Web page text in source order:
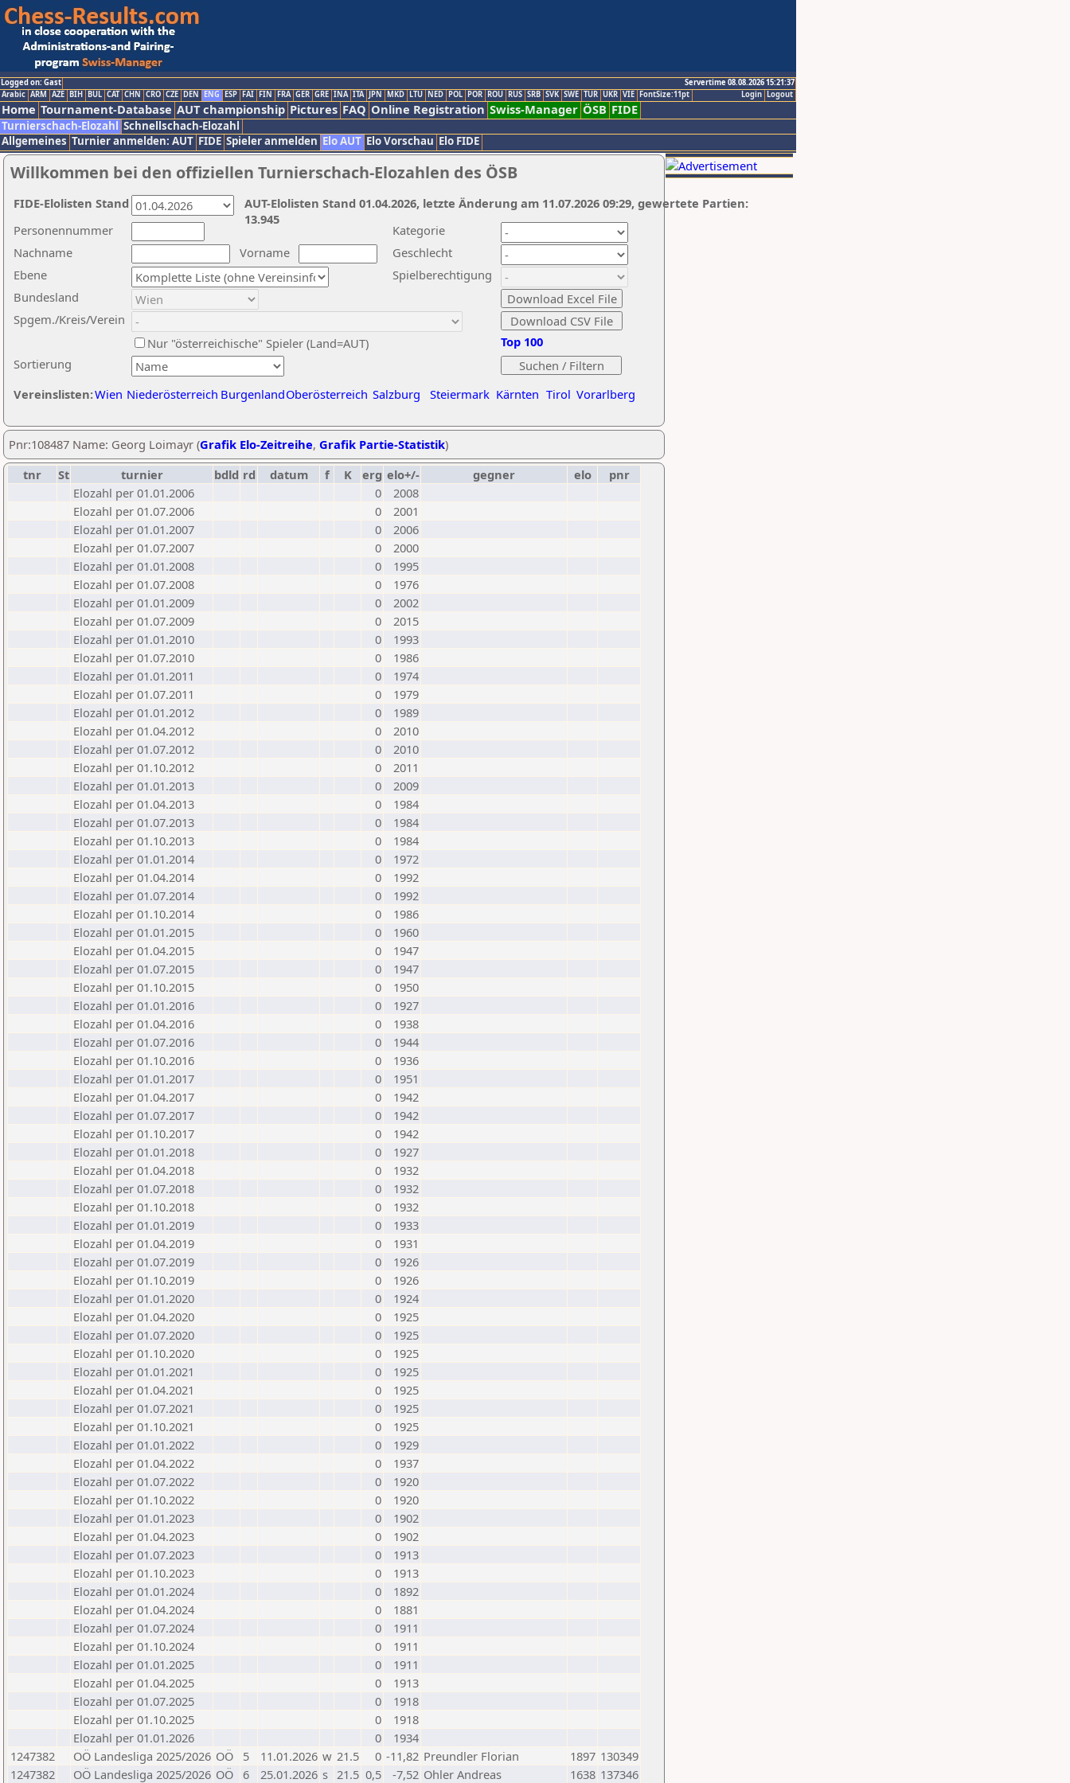
Logged on: Gast
Servertime 08.08.2026 15:21:37
Logout
Login
Arabic ARM AZE BIH BUL CAT CHN CRO CZE DEN ENG ESP FAI FIN FRA GER GRE INA ITA JPN MKD LTU NED POL POR ROU RUS SRB SVK SWE TUR UKR VIE FontSize:11pt
Home Tournament-Database AUT championship Pictures FAQ Online Registration Swiss-Manager ÖSB FIDE
Turnierschach-Elozahl Schnellschach-Elozahl
Allgemeines Turnier anmelden: AUT FIDE Spieler anmelden Elo AUT Elo Vorschau Elo FIDE
Willkommen bei den offiziellen Turnierschach-Elozahlen des ÖSB
Nachname
Vorname
Ebene
Kategorie
Sortierung
Personennummer
Bundesland
Spgem./Kreis/Verein
Geschlecht
Nur "österreichische" Spieler (Land=AUT)
Spielberechtigung
Vereinslisten:Wien Niederösterreich BurgenlandOberösterreich Salzburg Steiermark Kärnten Tirol Vorarlberg
Top 100
AUT-Elolisten Stand 01.04.2026, letzte Änderung am 11.07.2026 09:29, gewertete Partien:
13.945
FIDE-Elolisten Stand
Pnr:108487 Name: Georg Loimayr (Grafik Elo-Zeitreihe, Grafik Partie-Statistik)
tnr
St turnier bdld rd datum f K erg elo+/- gegner elo
pnr
Elozahl per 01.01.2006
0
2008
Elozahl per 01.07.2006
0
2001
Elozahl per 01.01.2007
0
2006
Elozahl per 01.07.2007
0
2000
Elozahl per 01.01.2008
0
1995
Elozahl per 01.07.2008
0
1976
Elozahl per 01.01.2009
0
2002
Elozahl per 01.07.2009
0
2015
Elozahl per 01.01.2010
0
1993
Elozahl per 01.07.2010
0
1986
Elozahl per 01.01.2011
0
1974
Elozahl per 01.07.2011
0
1979
Elozahl per 01.01.2012
0
1989
Elozahl per 01.04.2012
0
2010
Elozahl per 01.07.2012
0
2010
Elozahl per 01.10.2012
0
2011
Elozahl per 01.01.2013
0
2009
Elozahl per 01.04.2013
0
1984
Elozahl per 01.07.2013
0
1984
Elozahl per 01.10.2013
0
1984
Elozahl per 01.01.2014
0
1972
Elozahl per 01.04.2014
0
1992
Elozahl per 01.07.2014
0
1992
Elozahl per 01.10.2014
0
1986
Elozahl per 01.01.2015
0
1960
Elozahl per 01.04.2015
0
1947
Elozahl per 01.07.2015
0
1947
Elozahl per 01.10.2015
0
1950
Elozahl per 01.01.2016
0
1927
Elozahl per 01.04.2016
0
1938
Elozahl per 01.07.2016
0
1944
Elozahl per 01.10.2016
0
1936
Elozahl per 01.01.2017
0
1951
Elozahl per 01.04.2017
0
1942
Elozahl per 01.07.2017
0
1942
Elozahl per 01.10.2017
0
1942
Elozahl per 01.01.2018
0
1927
Elozahl per 01.04.2018
0
1932
Elozahl per 01.07.2018
0
1932
Elozahl per 01.10.2018
0
1932
Elozahl per 01.01.2019
0
1933
Elozahl per 01.04.2019
0
1931
Elozahl per 01.07.2019
0
1926
Elozahl per 01.10.2019
0
1926
Elozahl per 01.01.2020
0
1924
Elozahl per 01.04.2020
0
1925
Elozahl per 01.07.2020
0
1925
Elozahl per 01.10.2020
0
1925
Elozahl per 01.01.2021
0
1925
Elozahl per 01.04.2021
0
1925
Elozahl per 01.07.2021
0
1925
Elozahl per 01.10.2021
0
1925
Elozahl per 01.01.2022
0
1929
Elozahl per 01.04.2022
0
1937
Elozahl per 01.07.2022
0
1920
Elozahl per 01.10.2022
0
1920
Elozahl per 01.01.2023
0
1902
Elozahl per 01.04.2023
0
1902
Elozahl per 01.07.2023
0
1913
Elozahl per 01.10.2023
0
1913
Elozahl per 01.01.2024
0
1892
Elozahl per 01.04.2024
0
1881
Elozahl per 01.07.2024
0
1911
Elozahl per 01.10.2024
0
1911
Elozahl per 01.01.2025
0
1911
Elozahl per 01.04.2025
0
1913
Elozahl per 01.07.2025
0
1918
Elozahl per 01.10.2025
0
1918
Elozahl per 01.01.2026
0
1934
1247382
OÖ Landesliga 2025/2026 OÖ 5 11.01.2026 w 21.5 0 -11,82 Preundler Florian 1897 130349
1247382
OÖ Landesliga 2025/2026 OÖ 6 25.01.2026 s 21.5 0,5 -7,52 Ohler Andreas 1638 137346